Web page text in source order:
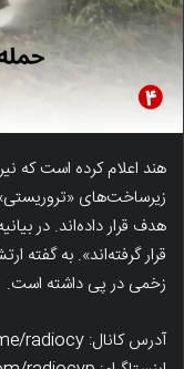
هند اعلام کرده است که
زیرساخت‌های
زخمی در پی داشته است.
آدرس کانال: https://t.me/radiocy